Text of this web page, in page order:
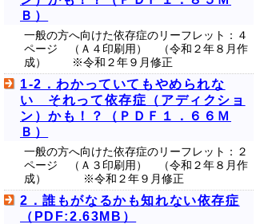
Ｂ）
一般の方へ向けた依存症のリーフレット：４
ページ （Ａ４印刷用） （令和２年８月作
成） ※令和２年９月修正
1-2．わかっていてもやめられな
い それって依存症（アディクショ
ン）かも！？（ＰＤＦ１．６６Ｍ
Ｂ）
一般の方へ向けた依存症のリーフレット：２
ページ （Ａ３印刷用） （令和２年８月作
成） ※令和２年９月修正
2．誰もがなるかも知れない依存症
（PDF:2.63MB）